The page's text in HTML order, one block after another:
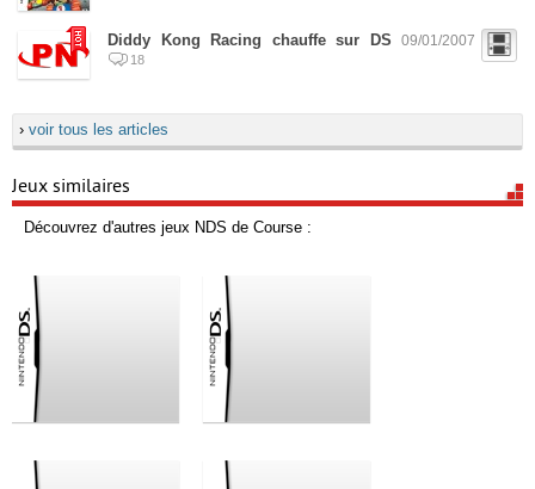
Diddy Kong Racing chauffe sur DS 09/01/2007
18
› voir tous les articles
Jeux similaires
Découvrez d'autres jeux NDS de Course :